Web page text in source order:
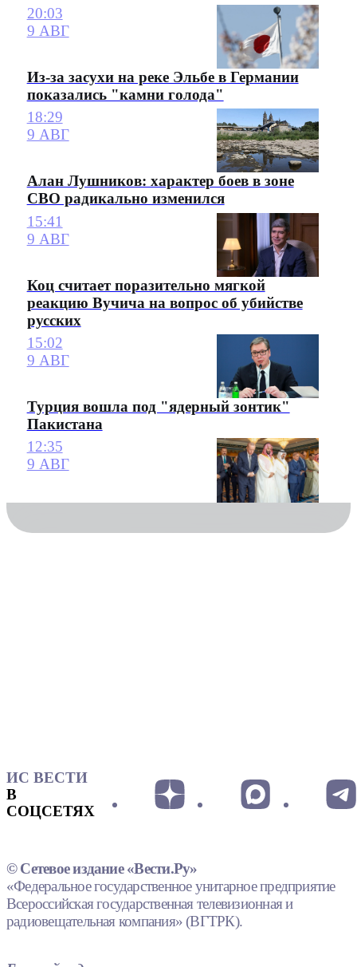
20:03
9 АВГ
Из-за засухи на реке Эльбе в Германии
показались "камни голода"
18:29
9 АВГ
Алан Лушников: характер боев в зоне
СВО радикально изменился
15:41
9 АВГ
Коц считает поразительно мягкой
реакцию Вучича на вопрос об убийстве
русских
15:02
9 АВГ
Турция вошла под "ядерный зонтик"
Пакистана
12:35
9 АВГ
ИС ВЕСТИ
В
СОЦСЕТЯХ
© Сетевое издание «Вести.Ру»
«Федеральное государственное унитарное предприятие
Всероссийская государственная телевизионная и
радиовещательная компания» (ВГТРК).